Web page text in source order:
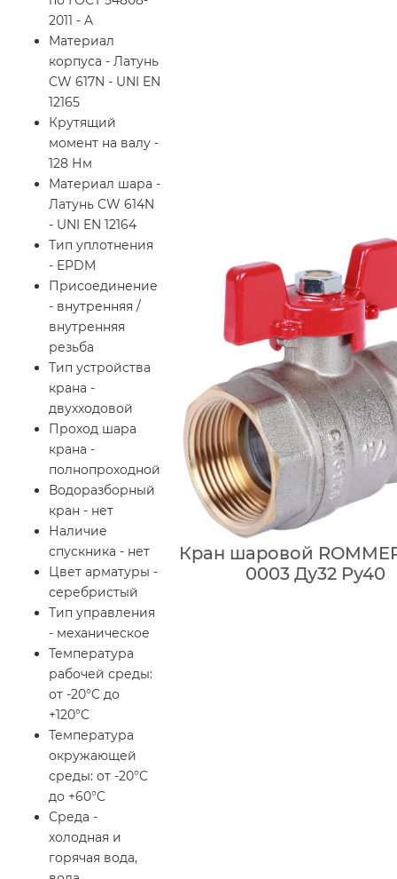
2011 - A
Материал
корпуса - Латунь
CW 617N - UNI EN
12165
Крутящий
момент на валу -
128 Нм
Материал шара -
Латунь CW 614N
- UNI EN 12164
Тип уплотнения
- EPDM
Присоединение
- внутренняя /
внутренняя
резьба
Тип устройства
крана -
двухходовой
Проход шара
крана -
полнопроходной
Водоразборный
кран - нет
Наличие
спускника - нет
Цвет арматуры -
серебристый
Тип управления
- механическое
Температура
рабочей среды:
от -20°C до
+120°C
Температура
окружающей
среды: от -20°C
до +60°C
Среда -
холодная и
горячая вода,
Кран шаровой
0003 Ду32 Ру40